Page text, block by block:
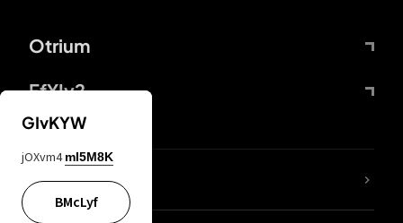
Otrium
FfYIy2
KIjvtr
GIvKYW
jOXvm4 mI5M8K
BMcLyf